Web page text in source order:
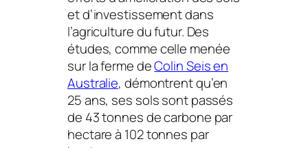
et d’investissement dans
l’agriculture du futur. Des
études, comme celle menée
sur la ferme deColin Seis en
Australie, démontrent qu’en
25 ans, ses sols sont passés
de 43 tonnes de carbone par
hectare à 102 tonnes par